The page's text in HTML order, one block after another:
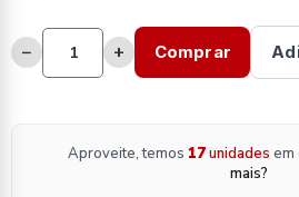
− + Comprar
Aproveite, temos 17unidades em
mais?